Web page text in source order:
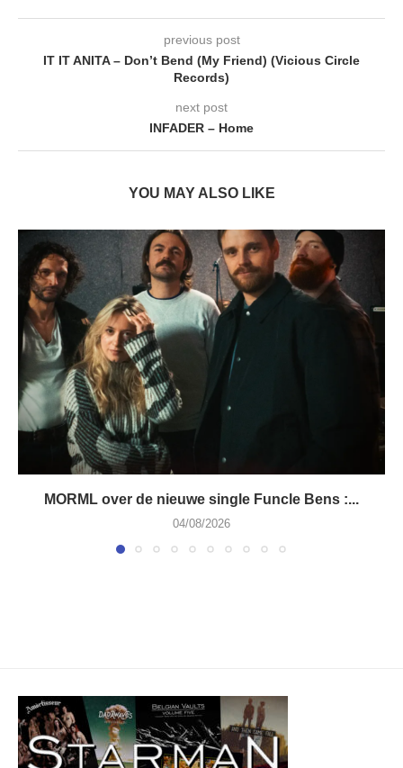
previous post
IT IT ANITA – Don’t Bend (My Friend) (Vicious Circle
Records)
next post
INFADER – Home
YOU MAY ALSO LIKE
MORML over de nieuwe single Funcle Bens :...
04/08/2026